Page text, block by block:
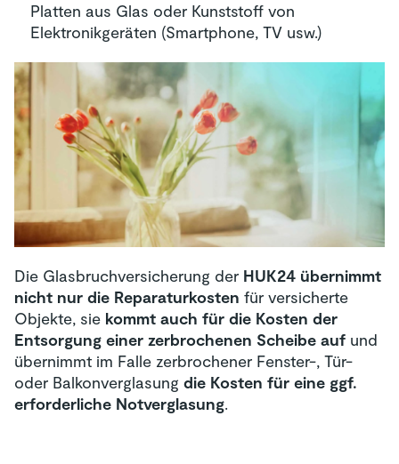
Platten aus Glas oder Kunststoff von
Elektronikgeräten (Smartphone, TV usw.)
Die Glasbruchversicherung der HUK24 übernimmt
nicht nur die Reparaturkosten für versicherte
Objekte, sie kommt auch für die Kosten der
Entsorgung einer zerbrochenen Scheibe auf und
übernimmt im Falle zerbrochener Fenster-, Tür-
oder Balkonverglasung die Kosten für eine ggf.
erforderliche Notverglasung.